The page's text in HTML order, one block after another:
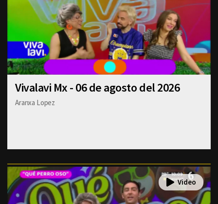
Vivalavi Mx - 06 de agosto del 2026
Aranxa Lopez